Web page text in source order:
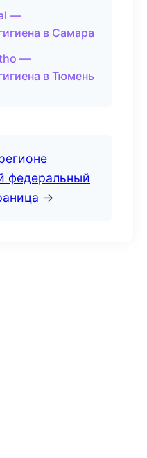
—
в Самара
—
в Тюмень
федеральный
→